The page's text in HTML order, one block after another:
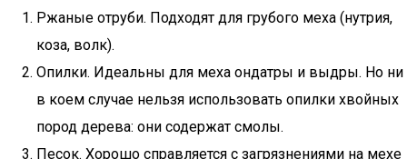
Ржаные отруби. Подходят для грубого меха (нутрия,
коза, волк).
Опилки. Идеальны для меха ондатры и выдры. Но ни
в коем случае нельзя использовать опилки хвойных
пород дерева: они содержат смолы.
Песок. Хорошо справляется с загрязнениями на мехе